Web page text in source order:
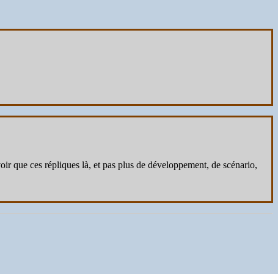
que ces répliques là, et pas plus de développement, de scénario,